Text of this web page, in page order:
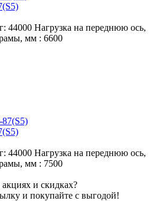
44000 Нагрузка на переднюю ось,
мм : 6600
44000 Нагрузка на переднюю ось,
мм : 7500
и скидках?
и покупайте с выгодой!